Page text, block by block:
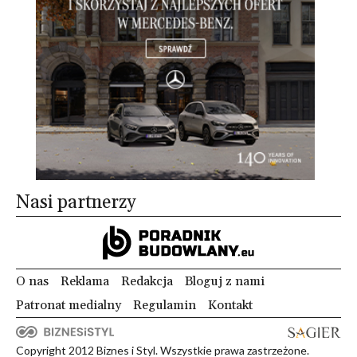
Nasi partnerzy
O nas Reklama Redakcja
Bloguj z nami
Patronat medialny
Regulamin Kontakt
Copyright 2012 Biznes i Styl. Wszystkie prawa zastrzeżone.